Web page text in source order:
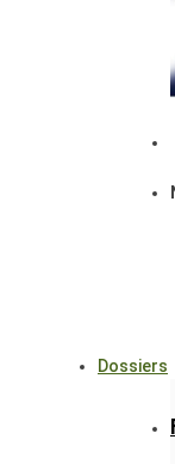
Dossiers